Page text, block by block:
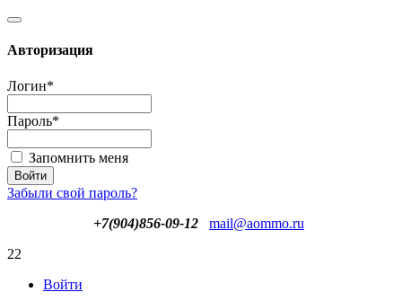
Авторизация
Логин*
Пароль*
Запомнить меня
Забыли свой пароль?
+7(904)856-09-12
mail@aommo.ru
22
Войти